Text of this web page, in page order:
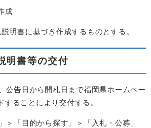
成
書に基づき作成するものとする。
明書等の交付
告日から開札日まで福岡県ホームペー
することにより交付する。
「目的から探す」＞「入札・公募」